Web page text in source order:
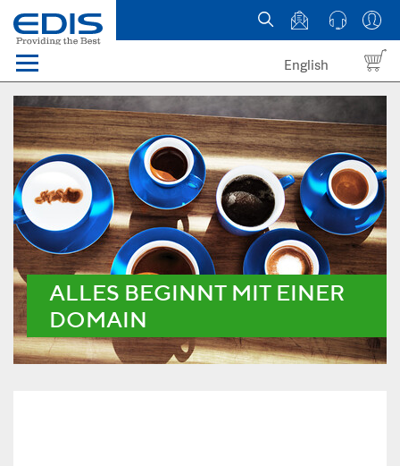
Menü
Domains
Webhosting Österreich
News
über EDIS
English
ALLES BEGINNT MIT EINER
DOMAIN